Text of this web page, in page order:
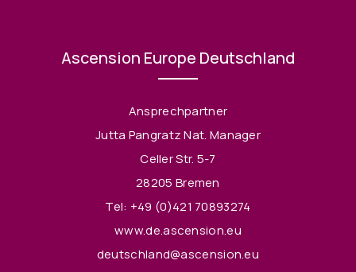
Ascension Europe Deutschland
Ansprechpartner
Jutta Pangratz Nat. Manager
Celler Str. 5-7
28205 Bremen
Tel: +49 (0)421 70893274
www.de.ascension.eu
deutschland@ascension.eu